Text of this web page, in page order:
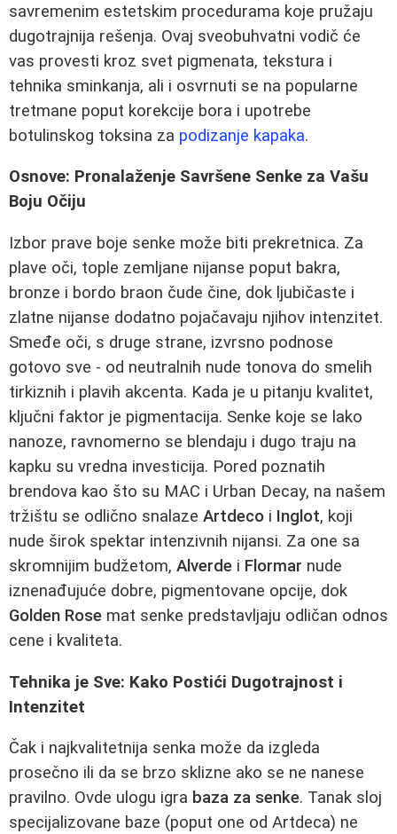
savremenim estetskim procedurama koje pružaju
dugotrajnija rešenja. Ovaj sveobuhvatni vodič će
vas provesti kroz svet pigmenata, tekstura i
tehnika sminkanja, ali i osvrnuti se na popularne
tretmane poput korekcije bora i upotrebe
botulinskog toksina za podizanje kapaka.
Osnove: Pronalaženje Savršene Senke za Vašu
Boju Očiju
Izbor prave boje senke može biti prekretnica. Za
plave oči, tople zemljane nijanse poput bakra,
bronze i bordo braon čude čine, dok ljubičaste i
zlatne nijanse dodatno pojačavaju njihov intenzitet.
Smeđe oči, s druge strane, izvrsno podnose
gotovo sve - od neutralnih nude tonova do smelih
tirkiznih i plavih akcenta. Kada je u pitanju kvalitet,
ključni faktor je pigmentacija. Senke koje se lako
nanoze, ravnomerno se blendaju i dugo traju na
kapku su vredna investicija. Pored poznatih
brendova kao što su MAC i Urban Decay, na našem
tržištu se odlično snalaze Artdeco i Inglot, koji
nude širok spektar intenzivnih nijansi. Za one sa
skromnijim budžetom, Alverde i Flormar nude
iznenađujuće dobre, pigmentovane opcije, dok
Golden Rose mat senke predstavljaju odličan odnos
cene i kvaliteta.
Tehnika je Sve: Kako Postići Dugotrajnost i
Intenzitet
Čak i najkvalitetnija senka može da izgleda
prosečno ili da se brzo sklizne ako se ne nanese
pravilno. Ovde ulogu igra baza za senke. Tanak sloj
specijalizovane baze (poput one od Artdeca) ne